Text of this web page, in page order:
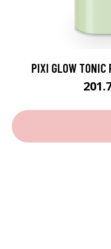
PIXI GLOW TONIC